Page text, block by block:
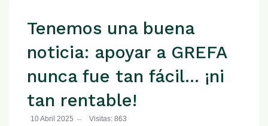
Tenemos una buena
noticia: apoyar a GREFA
nunca fue tan fácil... ¡ni
tan rentable!
10 Abril 2025 Visitas: 863